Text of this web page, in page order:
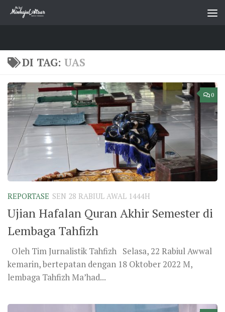
Skip to content
DI TAG: UAS
0
REPORTASE SEN 28 RABIUL AWAL 1444H
Ujian Hafalan Quran Akhir Semester di
Lembaga Tahfizh
Oleh Tim Jurnalistik Tahfizh Selasa, 22 Rabiul Awwal
kemarin, bertepatan dengan 18 Oktober 2022 M,
lembaga Tahfizh Ma’had...